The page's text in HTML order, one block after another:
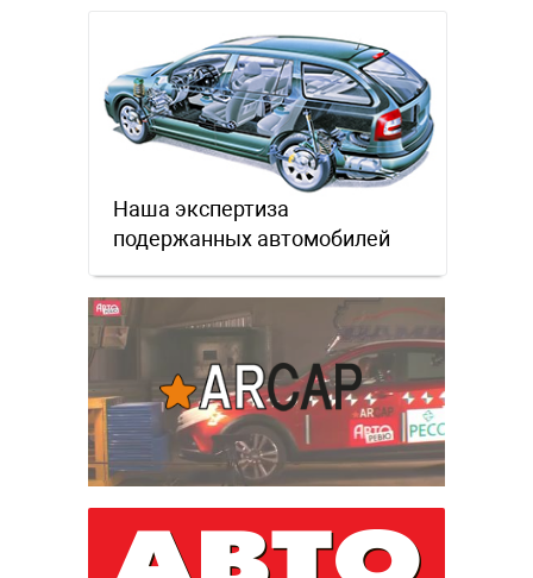
Наша экспертиза
подержанных автомобилей